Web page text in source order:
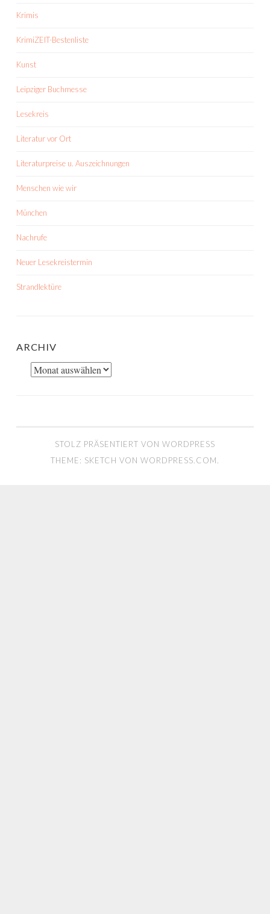
Krimis
KrimiZEIT-Bestenliste
Kunst
Leipziger Buchmesse
Lesekreis
Literatur vor Ort
Literaturpreise u. Auszeichnungen
Menschen wie wir
München
Nachrufe
Neuer Lesekreistermin
Strandlektüre
ARCHIV
Archiv
STOLZ PRÄSENTIERT VON WORDPRESS
THEME: SKETCH VON WORDPRESS.COM